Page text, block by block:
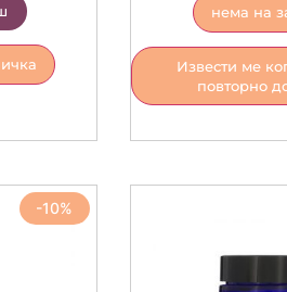
нема на
Извести ме
повторно
-10%